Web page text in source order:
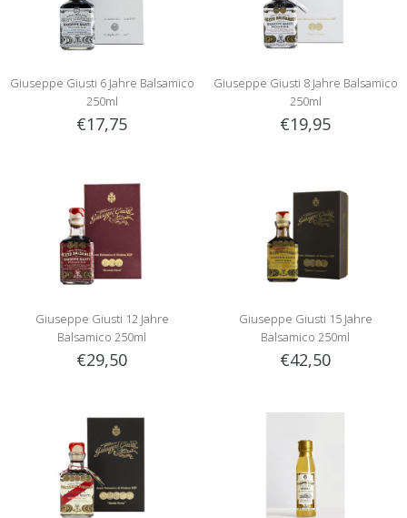
Giuseppe Giusti 6 Jahre Balsamico
250ml
€17,75
Giuseppe Giusti 8 Jahre Balsamico
250ml
€19,95
Giuseppe Giusti 12 Jahre
Balsamico 250ml
€29,50
Giuseppe Giusti 15 Jahre
Balsamico 250ml
€42,50